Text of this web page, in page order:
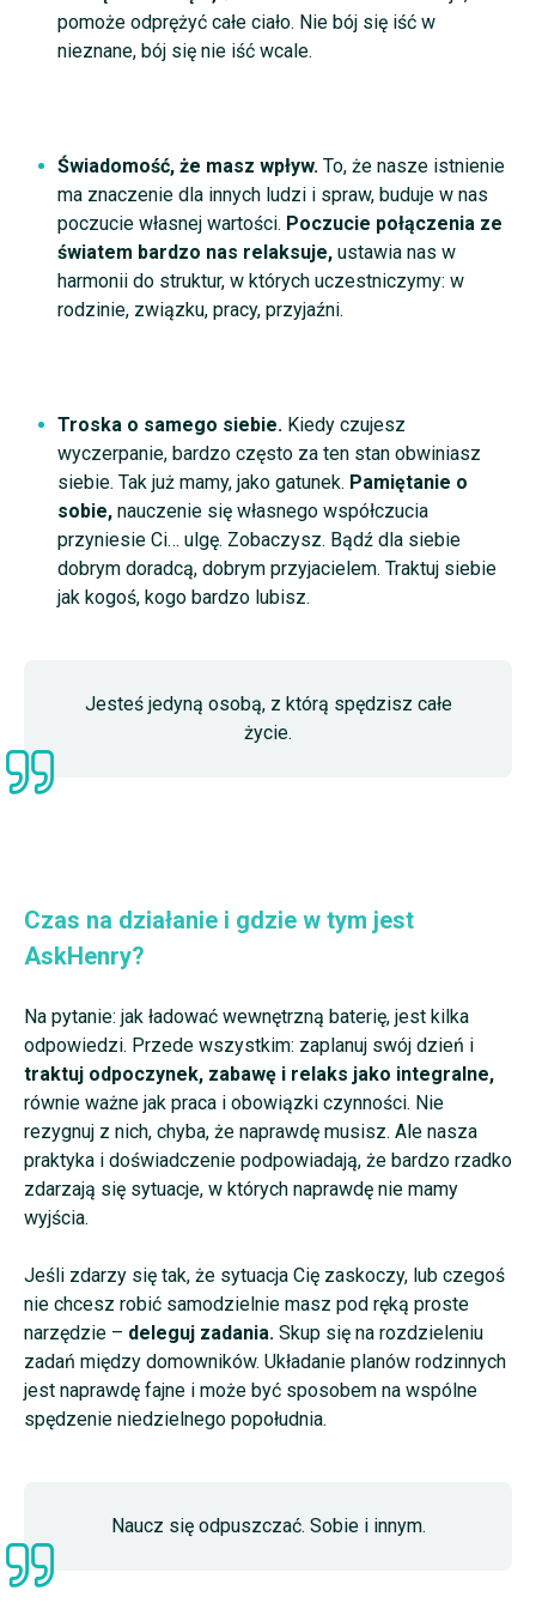
pomoże odprężyć całe ciało. Nie bój się iść w
nieznane, bój się nie iść wcale.
Świadomość, że masz wpływ. To, że nasze istnienie
ma znaczenie dla innych ludzi i spraw, buduje w nas
poczucie własnej wartości. Poczucie połączenia ze
światem bardzo nas relaksuje, ustawia nas w
harmonii do struktur, w których uczestniczymy: w
rodzinie, związku, pracy, przyjaźni.
Troska o samego siebie. Kiedy czujesz
wyczerpanie, bardzo często za ten stan obwiniasz
siebie. Tak już mamy, jako gatunek. Pamiętanie o
sobie, nauczenie się własnego współczucia
przyniesie Ci… ulgę. Zobaczysz. Bądź dla siebie
dobrym doradcą, dobrym przyjacielem. Traktuj siebie
jak kogoś, kogo bardzo lubisz.
Jesteś jedyną osobą, z którą spędzisz całe
życie.
Czas na działanie i gdzie w tym jest
AskHenry?
Na pytanie: jak ładować wewnętrzną baterię, jest kilka
odpowiedzi. Przede wszystkim: zaplanuj swój dzień i
traktuj odpoczynek, zabawę i relaks jako integralne,
równie ważne jak praca i obowiązki czynności. Nie
rezygnuj z nich, chyba, że naprawdę musisz. Ale nasza
praktyka i doświadczenie podpowiadają, że bardzo rzadko
zdarzają się sytuacje, w których naprawdę nie mamy
wyjścia.
Jeśli zdarzy się tak, że sytuacja Cię zaskoczy, lub czegoś
nie chcesz robić samodzielnie masz pod ręką proste
narzędzie – deleguj zadania. Skup się na rozdzieleniu
zadań między domowników. Układanie planów rodzinnych
jest naprawdę fajne i może być sposobem na wspólne
spędzenie niedzielnego popołudnia.
Naucz się odpuszczać. Sobie i innym.